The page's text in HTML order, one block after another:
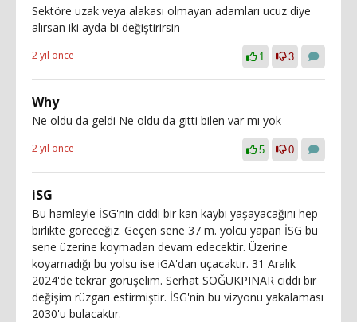
Sektöre uzak veya alakası olmayan adamları ucuz diye
alırsan iki ayda bi değiştirirsin
2 yıl önce 1 3
Why
Ne oldu da geldi Ne oldu da gitti bilen var mı yok
2 yıl önce 5 0
iSG
Bu hamleyle İSG'nin ciddi bir kan kaybı yaşayacağını hep
birlikte göreceğiz. Geçen sene 37 m. yolcu yapan İSG bu
sene üzerine koymadan devam edecektir. Üzerine
koyamadığı bu yolsu ise iGA'dan uçacaktır. 31 Aralık
2024'de tekrar görüşelim. Serhat SOĞUKPINAR ciddi bir
değişim rüzgarı estirmiştir. İSG'nin bu vizyonu yakalaması
2030'u bulacaktır.